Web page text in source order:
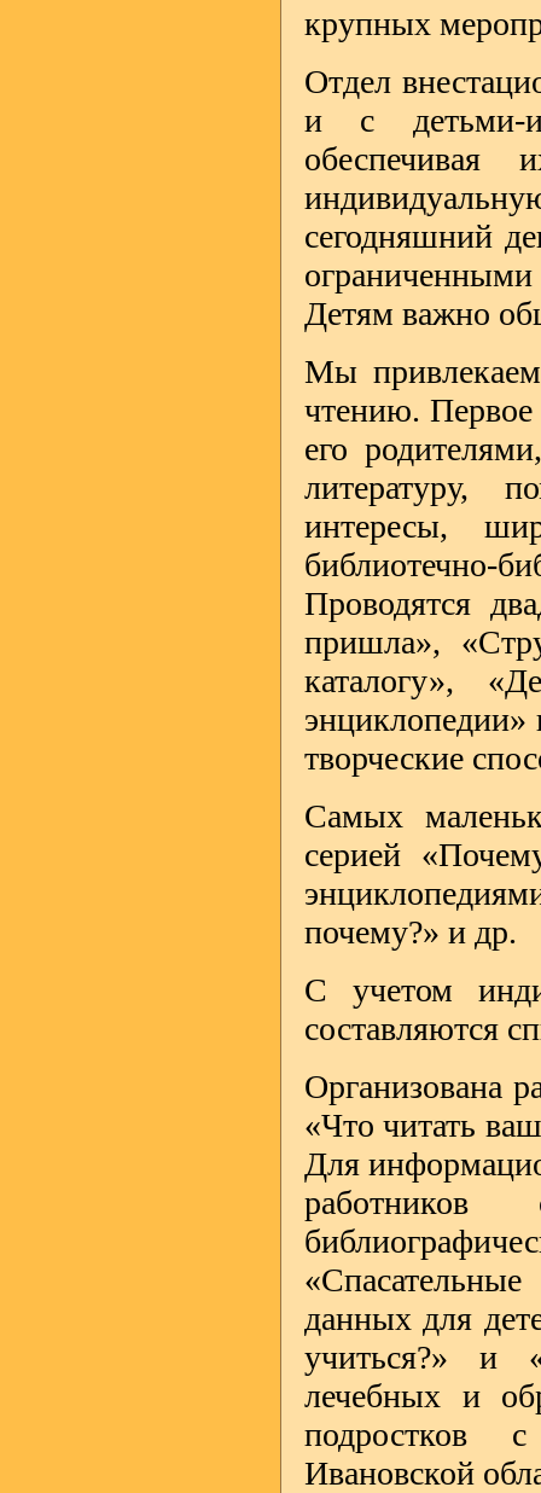
крупных
Отдел
и с детьми-
сегодняшний
Детям важно
Мы
чтению. Первое
его
литературу,
интересы,
Проводятся
пришла»,
каталогу»,
энциклопедии»
творческие
Самых
серией
почему?» и др.
С учетом
составляются
Организована
«Что читать
Для
работников
данных для
учиться?» и
лечебных и
подростков
Ивановской